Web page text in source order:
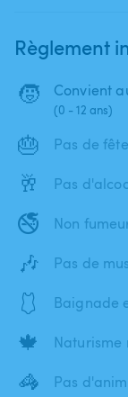
Règlement
🧒 Convient
(0 - 12 ans)
🎂 Pas de fête
🥂 Pas
🚭 Non
🎶 Pas de
🩱 Baignade
🍁 Naturisme
🦓 Pas